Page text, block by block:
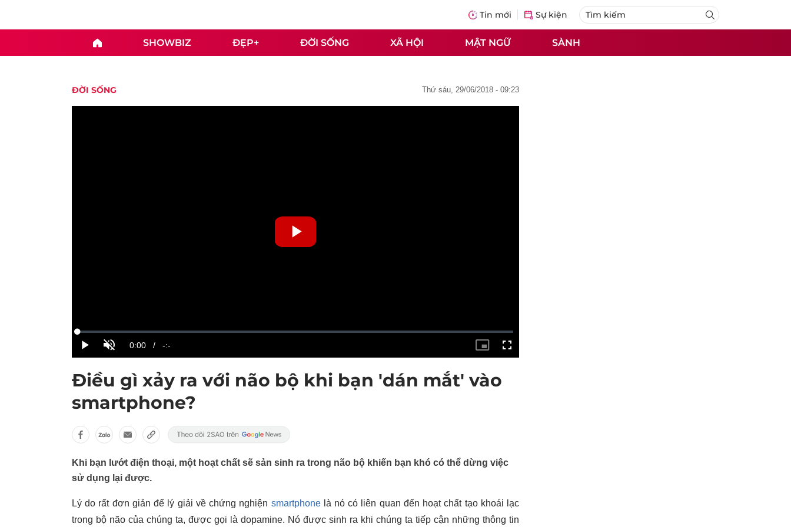
Tin mới Sự kiện
SHOWBIZ ĐẸP+ ĐỜI SỐNG XÃ HỘI MẬT NGỮ SÀNH
ĐỜI SỐNG thứ sáu, 29/06/2018 - 09:23
Điều gì xảy ra với não bộ khi bạn 'dán mắt' vào
smartphone?
Khi bạn lướt điện thoại, một hoạt chất sẽ sản sinh ra trong não bộ khiến bạn khó có thể dừng việc
sử dụng lại được.
Lý do rất đơn giản để lý giải về chứng nghiện smartphonelà nó có liên quan đến hoạt chất tạo khoái lạc
trong bộ não của chúng ta, được gọi là dopamine. Nó được sinh ra khi chúng ta tiếp cận những thông tin